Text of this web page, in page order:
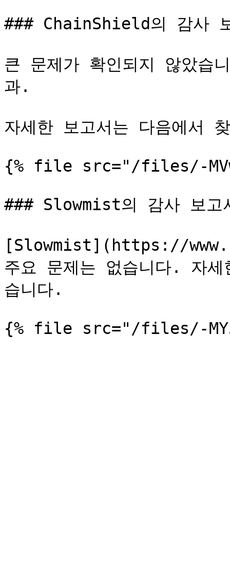
### ChainShield의 감사
큰 문제가 확인되지 않았습
과.
자세한 보고서는 다음에서
{% file src="/files/-
### Slowmist의 감사 보고
[Slowmist](https://
주요 문제는 없습니다. 자
습니다.